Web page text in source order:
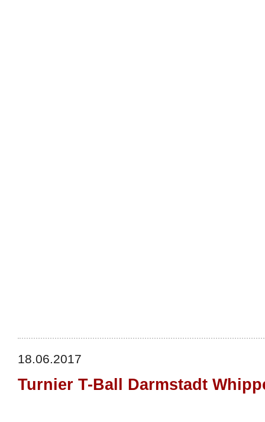
18.06.2017
Turnier T-Ball Darmstadt